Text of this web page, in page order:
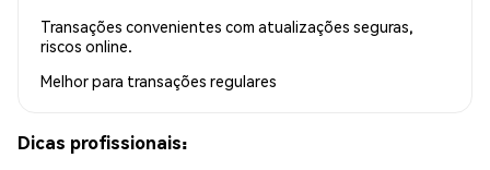
Transações convenientes com atualizações seguras,
riscos online.
Melhor para transações regulares
Dicas profissionais: